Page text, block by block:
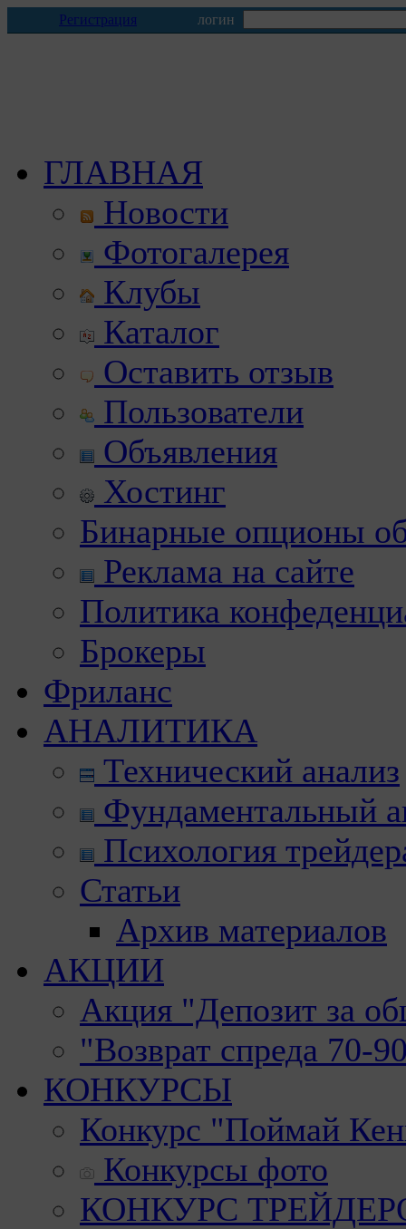
Регистрация логин
ГЛАВНАЯ
Новости
Фотогалерея
Клубы
Каталог
Оставить отзыв
Пользователи
Объявления
Хостинг
Бинарные опционы
Реклама на сайте
Политика
Брокеры
Фриланс
АНАЛИТИКА
Технический анализ
Фундаментальный
Психология
Статьи
Архив материалов
АКЦИИ
Акция "Депозит за
"Возврат спреда 70-
КОНКУРСЫ
Конкурс "Поймай
Конкурсы фото
КОНКУРС